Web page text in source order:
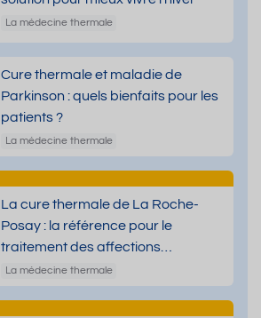
La médecine thermale
Cure thermale et maladie de
Parkinson : quels bienfaits pour les
patients ?
La médecine thermale
La cure thermale de La Roche-
Posay : la référence pour le
traitement des affections
dermatologiques
La médecine thermale